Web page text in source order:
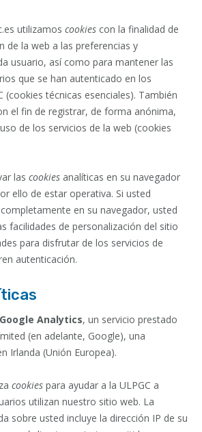
utilizamos cookies con la finalidad de
de la web a las preferencias y
usuario, así como para mantener las
que se han autenticado en los
(cookies técnicas esenciales). También
el fin de registrar, de forma anónima,
de los servicios de la web (cookies
las cookies analíticas en su navegador
ello de estar operativa. Si usted
completamente en su navegador, usted
facilidades de personalización del sitio
para disfrutar de los servicios de
autenticación.
Google Analytics, un servicio prestado
(en adelante, Google), una
Irlanda (Unión Europea).
cookies para ayudar a la ULPGC a
utilizan nuestro sitio web. La
sobre usted incluye la dirección IP de su